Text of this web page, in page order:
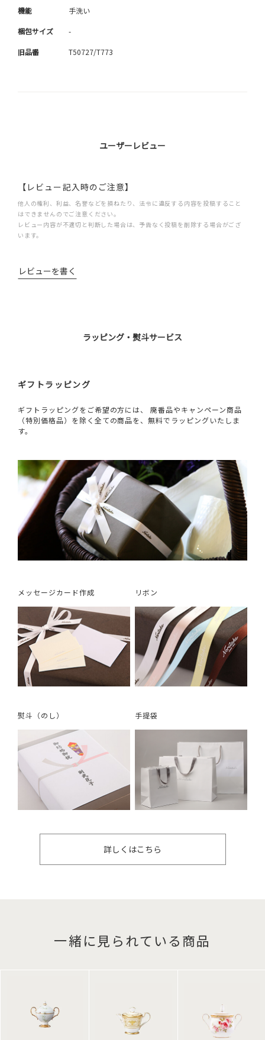
機能 手洗い
梱包サイズ -
旧品番 T50727/T773
ユーザーレビュー
【レビュー記入時のご注意】
他人の権利、利益、名誉などを損ねたり、法令に違反する内容を投稿すること
はできませんのでご注意ください。
レビュー内容が不適切と判断した場合は、予告なく投稿を削除する場合がござ
います。
レビューを書く
ラッピング・熨斗サービス
ギフトラッピング
ギフトラッピングをご希望の方には、 廃番品やキャンペーン商品
（特別価格品）を除く全ての商品を、無料でラッピングいたしま
す。
メッセージカード作成 リボン
熨斗（のし） 手提袋
詳しくはこちら
一緒に見られている商品